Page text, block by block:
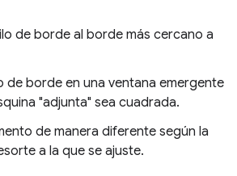
de borde al borde más cercano a
de borde en una ventana emergente
"adjunta" sea cuadrada.
de manera diferente según la
a la que se ajuste.